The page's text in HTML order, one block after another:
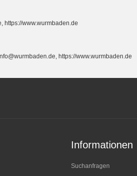
https://www.wurmbaden.de
https://www.wurmbaden.de
Informationen
Suchanfragen